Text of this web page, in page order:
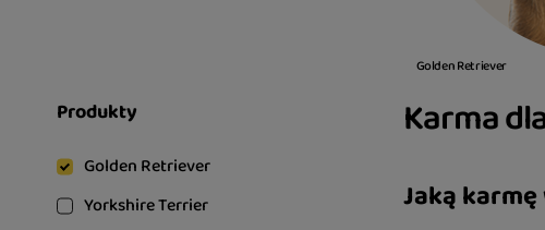
Golden Retriever
Produkty
Golden Retriever
Yorkshire Terrier
Karma
Jaką